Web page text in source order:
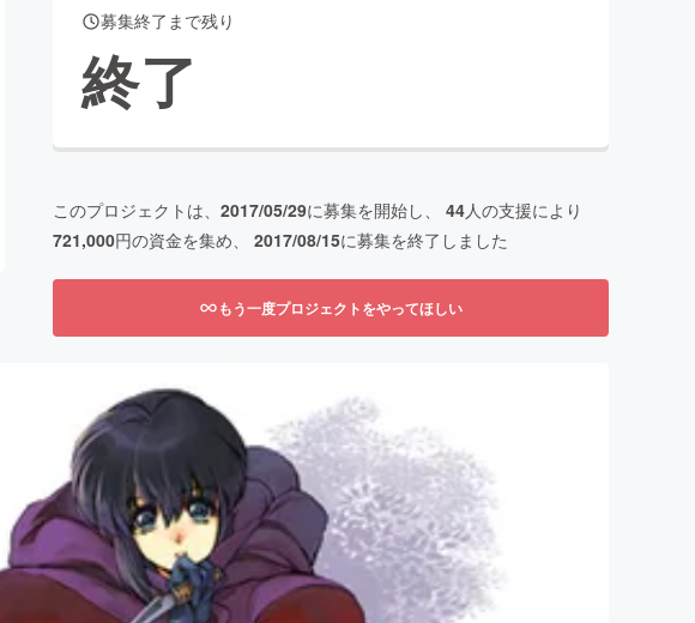
募集終了まで残り
終了
このプロジェクトは、 2017/05/29に募集を開始し、 44人の支援により
721,000円の資金を集め、 2017/08/15に募集を終了しました
もう一度プロジェクトをやってほしい